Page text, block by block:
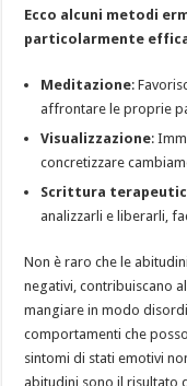
Ecco alcuni metodi
particolarmente
Meditazione:
affrontare le proprie
Visualizzazione:
concretizzare
Scrittura
analizzarli e liberarli,
Non è raro che le
negativi, contribuiscano
mangiare in modo
comportamenti che
sintomi di stati emotivi
abitudini sono il risultato